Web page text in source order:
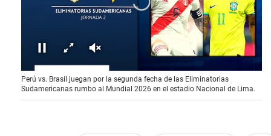
0
s
e
c
Perú vs. Brasil juegan por la segunda fecha de las Eliminatorias
Sudamericanas rumbo al Mundial 2026 en el estadio Nacional de Lima.